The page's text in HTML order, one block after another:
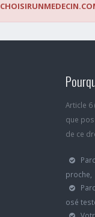
Article
que
de ce
proche,
osé